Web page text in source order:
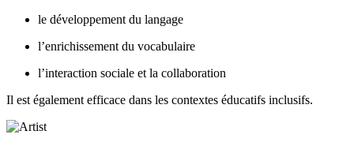
le développement du langage
l’enrichissement du vocabulaire
l’interaction sociale et la collaboration
Il est également efficace dans les contextes éducatifs inclusifs.